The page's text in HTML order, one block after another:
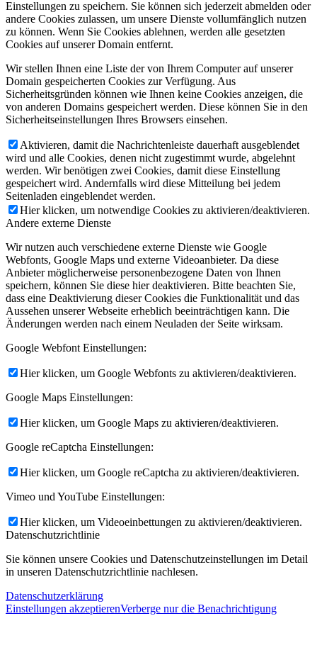
Einstellungen zu speichern. Sie können sich jederzeit abmelden oder
andere Cookies zulassen, um unsere Dienste vollumfänglich nutzen
zu können. Wenn Sie Cookies ablehnen, werden alle gesetzten
Cookies auf unserer Domain entfernt.
Wir stellen Ihnen eine Liste der von Ihrem Computer auf unserer
Domain gespeicherten Cookies zur Verfügung. Aus
Sicherheitsgründen können wie Ihnen keine Cookies anzeigen, die
von anderen Domains gespeichert werden. Diese können Sie in den
Sicherheitseinstellungen Ihres Browsers einsehen.
Aktivieren, damit die Nachrichtenleiste dauerhaft ausgeblendet
wird und alle Cookies, denen nicht zugestimmt wurde, abgelehnt
werden. Wir benötigen zwei Cookies, damit diese Einstellung
gespeichert wird. Andernfalls wird diese Mitteilung bei jedem
Seitenladen eingeblendet werden.
Hier klicken, um notwendige Cookies zu aktivieren/deaktivieren.
Andere externe Dienste
Wir nutzen auch verschiedene externe Dienste wie Google
Webfonts, Google Maps und externe Videoanbieter. Da diese
Anbieter möglicherweise personenbezogene Daten von Ihnen
speichern, können Sie diese hier deaktivieren. Bitte beachten Sie,
dass eine Deaktivierung dieser Cookies die Funktionalität und das
Aussehen unserer Webseite erheblich beeinträchtigen kann. Die
Änderungen werden nach einem Neuladen der Seite wirksam.
Google Webfont Einstellungen:
Hier klicken, um Google Webfonts zu aktivieren/deaktivieren.
Google Maps Einstellungen:
Hier klicken, um Google Maps zu aktivieren/deaktivieren.
Google reCaptcha Einstellungen:
Hier klicken, um Google reCaptcha zu aktivieren/deaktivieren.
Vimeo und YouTube Einstellungen:
Hier klicken, um Videoeinbettungen zu aktivieren/deaktivieren.
Datenschutzrichtlinie
Sie können unsere Cookies und Datenschutzeinstellungen im Detail
in unseren Datenschutzrichtlinie nachlesen.
Datenschutzerklärung
Einstellungen akzeptierenVerberge nur die Benachrichtigung